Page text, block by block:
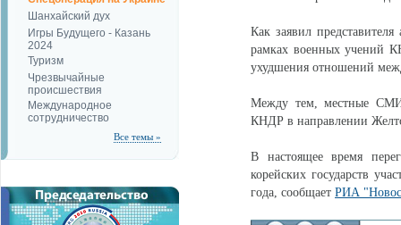
Шанхайский дух
Игры Будущего - Казань
2024
Туризм
Чрезвычайные
происшествия
Международное
сотрудничество
Все темы »
Как заявил
рамках военных учений
ухудшения отношений
Между тем, местные СМИ
КНДР в направлении
В настоящее время
корейских государств
года, сообщает РИА